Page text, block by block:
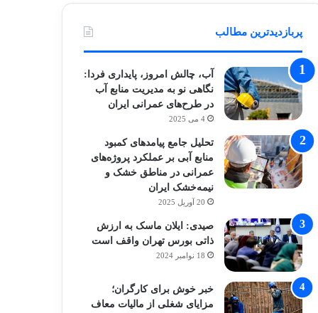
پربازدیدترین مطالب
آب، چالش امروز، پایداری فردا:
نگاهی نو به مدیریت منابع آب
در طرح‌های عمرانی ایران
4 می 2025
تحلیل جامع پیامدهای کمبود
منابع آبی بر عملکرد پروژه‌های
عمرانی در مناطق خشک و
نیمه‌خشک ایران
20 آوریل 2025
صیدی: ایلان ماسک به ارزش
ذاتی بورس تهران واقف است
18 نوامبر 2024
خبر خوش برای کارگران؛
مزایای شغلی از مالیات معاف